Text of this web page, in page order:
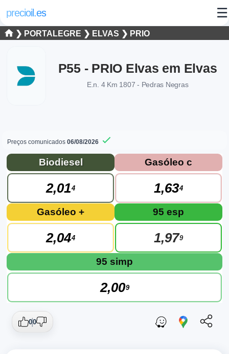
precioil.es ☰
❯ PORTALEGRE ❯ ELVAS ❯ PRIO
P55 - PRIO Elvas em Elvas
E.n. 4 Km 1807 - Pedras Negras
Preços comunicados06/08/2026
Preços atuais dos combustíveis em
Consulta os preços atuais do posto PRIO P55 - PRIO Elvas
Biodiesel
2,014
Gasóleo c
1,634
Gasóleo +
2,044
95 esp
1,979
95 simp
2,009
00